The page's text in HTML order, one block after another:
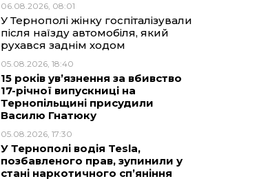
06.08.2026, 08:01
У Тернополі жінку госпіталізували
після наїзду автомобіля, який
рухався заднім ходом
05.08.2026, 18:40
15 років ув’язнення за вбивство
17-річної випускниці на
Тернопільщині присудили
Василю Гнатюку
05.08.2026, 17:30
У Тернополі водія Tesla,
позбавленого прав, зупинили у
стані наркотичного сп’яніння